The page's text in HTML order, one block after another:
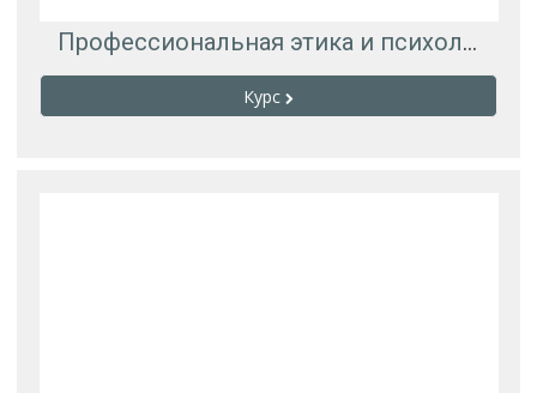
Профессиональная этика и психология делового общения
Курс